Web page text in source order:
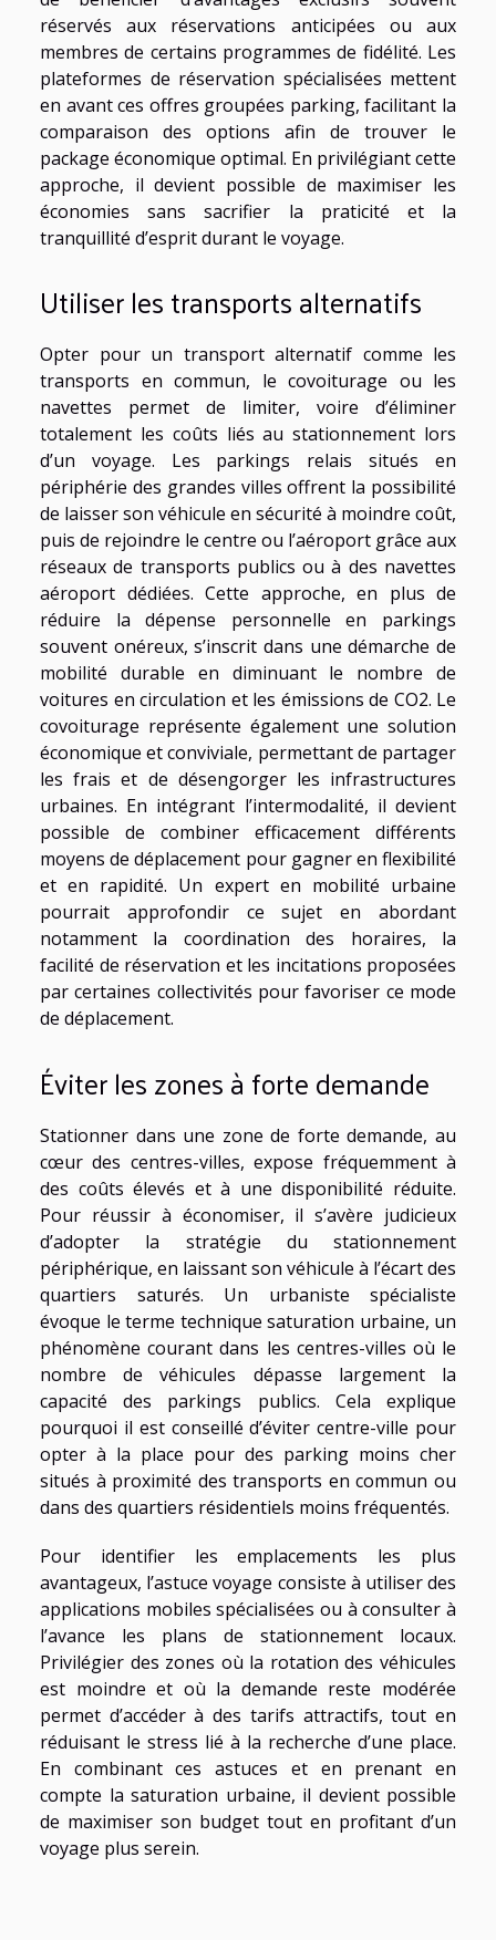
réservés aux réservations anticipées ou aux
membres de certains programmes de fidélité. Les
plateformes de réservation spécialisées mettent
en avant ces offres groupées parking, facilitant la
comparaison des options afin de trouver le
package économique optimal. En privilégiant cette
approche, il devient possible de maximiser les
économies sans sacrifier la praticité et la
tranquillité d’esprit durant le voyage.
Utiliser les transports alternatifs
Opter pour un transport alternatif comme les
transports en commun, le covoiturage ou les
navettes permet de limiter, voire d’éliminer
totalement les coûts liés au stationnement lors
d’un voyage. Les parkings relais situés en
périphérie des grandes villes offrent la possibilité
de laisser son véhicule en sécurité à moindre coût,
puis de rejoindre le centre ou l’aéroport grâce aux
réseaux de transports publics ou à des navettes
aéroport dédiées. Cette approche, en plus de
réduire la dépense personnelle en parkings
souvent onéreux, s’inscrit dans une démarche de
mobilité durable en diminuant le nombre de
voitures en circulation et les émissions de CO2. Le
covoiturage représente également une solution
économique et conviviale, permettant de partager
les frais et de désengorger les infrastructures
urbaines. En intégrant l’intermodalité, il devient
possible de combiner efficacement différents
moyens de déplacement pour gagner en flexibilité
et en rapidité. Un expert en mobilité urbaine
pourrait approfondir ce sujet en abordant
notamment la coordination des horaires, la
facilité de réservation et les incitations proposées
par certaines collectivités pour favoriser ce mode
de déplacement.
Éviter les zones à forte demande
Stationner dans une zone de forte demande, au
cœur des centres-villes, expose fréquemment à
des coûts élevés et à une disponibilité réduite.
Pour réussir à économiser, il s’avère judicieux
d’adopter la stratégie du stationnement
périphérique, en laissant son véhicule à l’écart des
quartiers saturés. Un urbaniste spécialiste
évoque le terme technique saturation urbaine, un
phénomène courant dans les centres-villes où le
nombre de véhicules dépasse largement la
capacité des parkings publics. Cela explique
pourquoi il est conseillé d’éviter centre-ville pour
opter à la place pour des parking moins cher
situés à proximité des transports en commun ou
dans des quartiers résidentiels moins fréquentés.
Pour identifier les emplacements les plus
avantageux, l’astuce voyage consiste à utiliser des
applications mobiles spécialisées ou à consulter à
l’avance les plans de stationnement locaux.
Privilégier des zones où la rotation des véhicules
est moindre et où la demande reste modérée
permet d’accéder à des tarifs attractifs, tout en
réduisant le stress lié à la recherche d’une place.
En combinant ces astuces et en prenant en
compte la saturation urbaine, il devient possible
de maximiser son budget tout en profitant d’un
voyage plus serein.